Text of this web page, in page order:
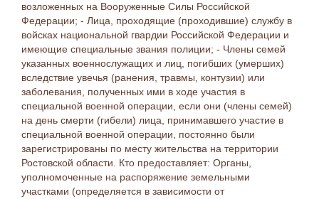
возложенных на Вооруженные Силы Российской
Федерации; - Лица, проходящие (проходившие) службу в
войсках национальной гвардии Российской Федерации и
имеющие специальные звания полиции; - Члены семей
указанных военнослужащих и лиц, погибших (умерших)
вследствие увечья (ранения, травмы, контузии) или
заболевания, полученных ими в ходе участия в
специальной военной операции, если они (члены семей)
на день смерти (гибели) лица, принимавшего участие в
специальной военной операции, постоянно были
зарегистрированы по месту жительства на территории
Ростовской области. Кто предоставляет: Органы,
уполномоченные на распоряжение земельными
участками (определяется в зависимости от